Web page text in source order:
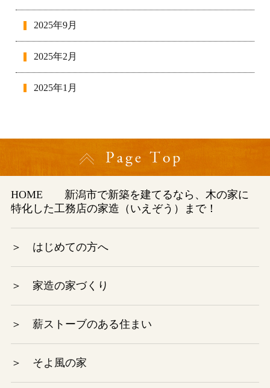
2025年9月
2025年2月
2025年1月
2024年9月
2024年8月
2024年6月
2024年4月
HOME 新潟市で新築を建てるなら、木の家に
特化した工務店の家造（いえぞう）まで！
＞ はじめての方へ
＞ 家造の家づくり
＞ 薪ストーブのある住まい
＞ そよ風の家